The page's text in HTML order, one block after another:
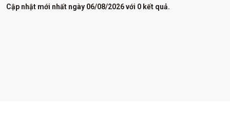
Cập nhật mới nhất ngày 06/08/2026 với 0 kết quả.